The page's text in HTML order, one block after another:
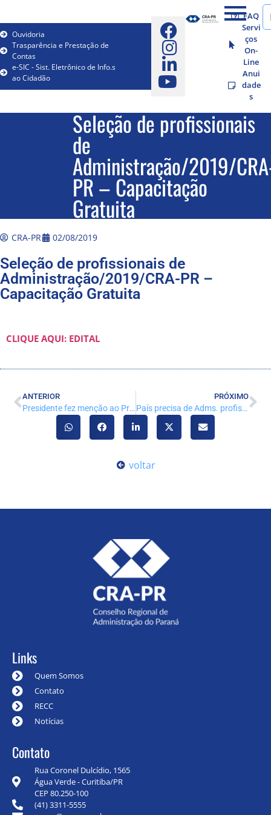
Ouvidoria
Trasparência e Prestação de
Contas
e-SIC - Sist. Eletrônico de Info.s
ao Cidadão
FAQ
Servi
ços
On-
Line
Anui
dade
s
Seleção de profissionais
de
Administração/2019/
PR – Capacitação
Gratuita
CRA-PR 02/08/2019
Seleção de profissionais de
Administração/2019/CRA-PR –
Capacitação Gratuita
CLIQUE AQUI: EDITAL
ANTERIOR
Presidente fez menção ao Profissional da Administração nos tempos atuais
PRÓXIMO
País precisa de Adms. profis. ocupando cargos relevantes na gestão pública
voltar
Links
Quem Somos
Contato
RECC
Notícias
Contato
Rua Coronel Dulcídio, 1565
Água Verde - Curitiba/PR
CEP 80.250-100
(41) 3311-5555